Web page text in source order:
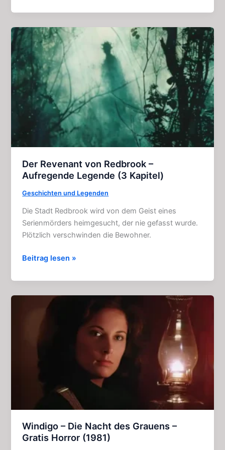
–
Along:
Großartiger
Horror
–
Film
(2015)
Der Revenant von Redbrook –
Aufregende Legende (3 Kapitel)
Geschichten und Legenden
Die Stadt Redbrook wird von dem Geist eines
Serienmörders heimgesucht, der nie gefasst wurde.
Plötzlich verschwinden die Bewohner.
Der
von
Redbrook
Beitrag lesen »
Windigo – Die Nacht des Grauens –
Gratis Horror (1981)